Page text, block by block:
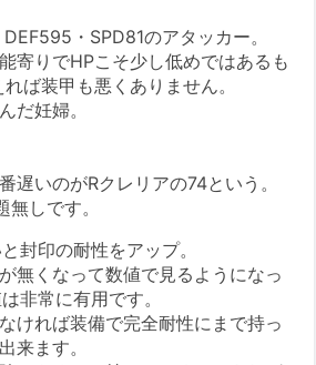
・SPD81のアタッカー。
寄りでHPこそ少し低めではあるも
ば装甲も悪くありません。
だ妊婦。
遅いのがRクレリアの74という。
しです。
封印の耐性をアップ。
無くなって数値で見るようになっ
非常に有用です。
ければ装備で完全耐性にまで持っ
来ます。